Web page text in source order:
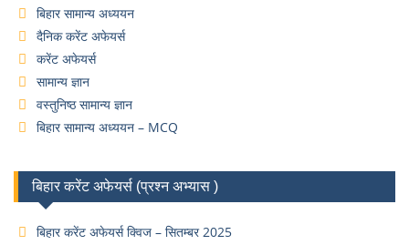
बिहार सामान्य अध्ययन
दैनिक करेंट अफेयर्स
करेंट अफेयर्स
सामान्य ज्ञान
वस्तुनिष्ठ सामान्य ज्ञान
बिहार सामान्य अध्ययन – MCQ
बिहार करेंट अफेयर्स (प्रश्न अभ्यास )
बिहार करेंट अफेयर्स क्विज – सितम्बर 2025